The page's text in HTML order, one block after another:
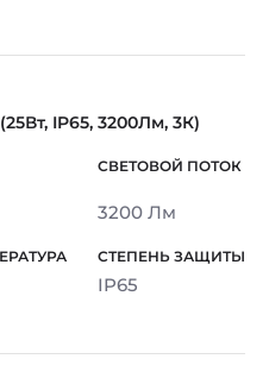
IP65, 3200Лм, 3К)
3200 Лм
IP65